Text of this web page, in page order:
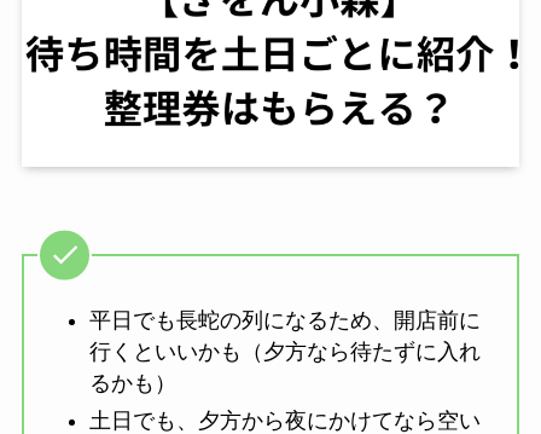
平日でも長蛇の列になるため、開店前に
行くといいかも（夕方なら待たずに入れ
るかも）
土日でも、夕方から夜にかけてなら空い